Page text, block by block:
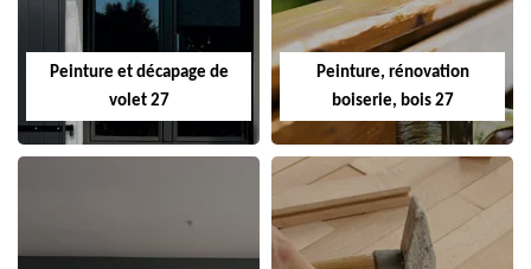
Peinture et décapage de
volet 27
Peinture, rénovation
boiserie, bois 27